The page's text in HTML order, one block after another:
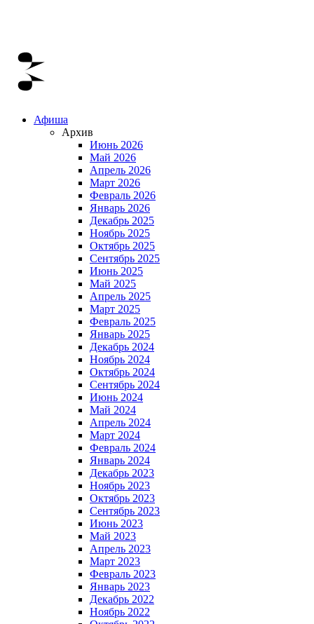
Афиша
Архив
Июнь 2026
Май 2026
Апрель 2026
Март 2026
Февраль 2026
Январь 2026
Декабрь 2025
Ноябрь 2025
Октябрь 2025
Сентябрь 2025
Июнь 2025
Май 2025
Апрель 2025
Март 2025
Февраль 2025
Январь 2025
Декабрь 2024
Ноябрь 2024
Октябрь 2024
Сентябрь 2024
Июнь 2024
Май 2024
Апрель 2024
Март 2024
Февраль 2024
Январь 2024
Декабрь 2023
Ноябрь 2023
Октябрь 2023
Сентябрь 2023
Июнь 2023
Май 2023
Апрель 2023
Март 2023
Февраль 2023
Январь 2023
Декабрь 2022
Ноябрь 2022